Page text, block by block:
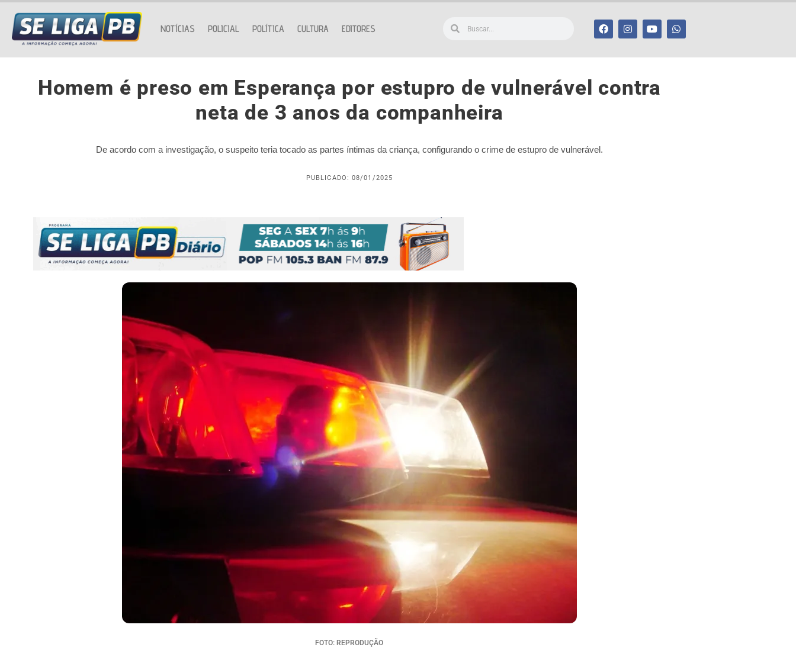
NOTÍCIAS POLICIAL POLÍTICA CULTURA EDITORES
Homem é preso em Esperança por estupro de vulnerável contra
neta de 3 anos da companheira
De acordo com a investigação, o suspeito teria tocado as partes íntimas da criança, configurando o crime de estupro de vulnerável.
PUBLICADO: 08/01/2025
FOTO: REPRODUÇÃO